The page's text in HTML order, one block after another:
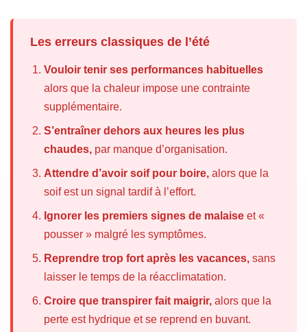
Les erreurs classiques de l’été
Vouloir tenir ses performances habituelles
alors que la chaleur impose une contrainte
supplémentaire.
S’entraîner dehors aux heures les plus
chaudes, par manque d’organisation.
Attendre d’avoir soif pour boire, alors que la
soif est un signal tardif à l’effort.
Ignorer les premiers signes de malaise et «
pousser » malgré les symptômes.
Reprendre trop fort après les vacances, sans
laisser le temps de la réacclimatation.
Croire que transpirer fait maigrir, alors que la
perte est hydrique et se reprend en buvant.